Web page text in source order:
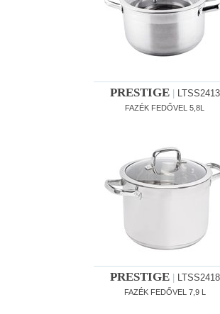
PRESTIGE| LTSS2413
FAZÉK FEDŐVEL 5,8L
PRESTIGE| LTSS2418
FAZÉK FEDŐVEL 7,9 L